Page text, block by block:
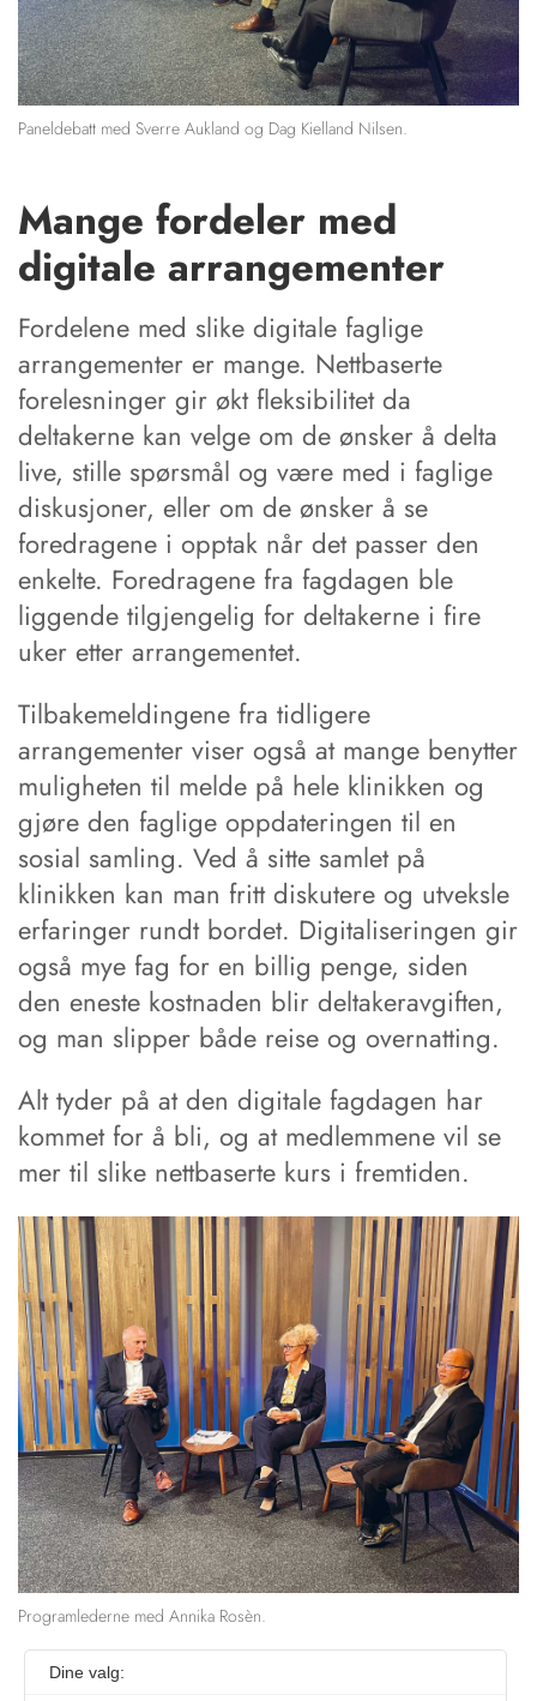
Paneldebatt med Sverre Aukland og Dag Kielland Nilsen.
Mange fordeler med
digitale arrangementer
Fordelene med slike digitale faglige
arrangementer er mange. Nettbaserte
forelesninger gir økt fleksibilitet da
deltakerne kan velge om de ønsker å delta
live, stille spørsmål og være med i faglige
diskusjoner, eller om de ønsker å se
foredragene i opptak når det passer den
enkelte. Foredragene fra fagdagen ble
liggende tilgjengelig for deltakerne i fire
uker etter arrangementet.
Tilbakemeldingene fra tidligere
arrangementer viser også at mange benytter
muligheten til melde på hele klinikken og
gjøre den faglige oppdateringen til en
sosial samling. Ved å sitte samlet på
klinikken kan man fritt diskutere og utveksle
erfaringer rundt bordet. Digitaliseringen gir
også mye fag for en billig penge, siden
den eneste kostnaden blir deltakeravgiften,
og man slipper både reise og overnatting.
Alt tyder på at den digitale fagdagen har
kommet for å bli, og at medlemmene vil se
mer til slike nettbaserte kurs i fremtiden.
Programlederne med Annika Rosèn.
Dine valg: